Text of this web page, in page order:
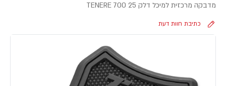
מדבקה מרכזית למיכל דלק TENERE 700 25
כתיבת חוות דעת